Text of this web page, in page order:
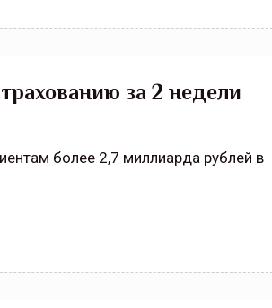
за 2 недели
более 2,7 миллиарда рублей в